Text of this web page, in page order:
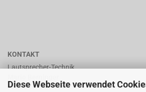
Diese Webseite verwendet
KONTAKT
Lautsprecher-Technik
Frankenhäuserstr. 65